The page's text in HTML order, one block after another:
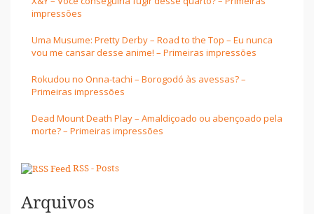
impressões
Uma Musume: Pretty Derby – Road to the Top – Eu nunca
vou me cansar desse anime! – Primeiras impressões
Rokudou no Onna-tachi – Borogodó às avessas? –
Primeiras impressões
Dead Mount Death Play – Amaldiçoado ou abençoado pela
morte? – Primeiras impressões
RSS - Posts
Arquivos